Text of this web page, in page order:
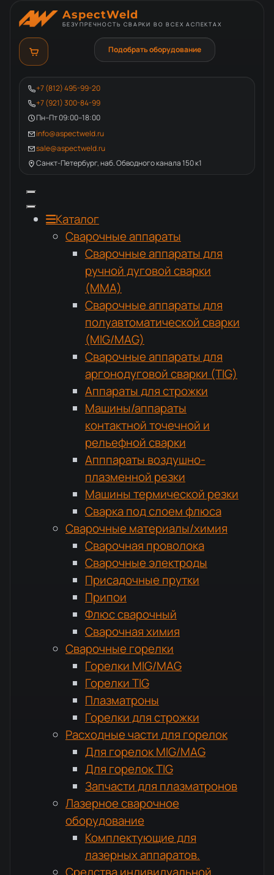
AspectWeld
БЕЗУПРЕЧНОСТЬ СВАРКИ ВО ВСЕХ АСПЕКТАХ
+7 (812) 495-99-20
+7 (921) 300-84-99
Пн–Пт 09:00–18:00
info@aspectweld.ru
sale@aspectweld.ru
Санкт-Петербург, наб. Обводного канала 150 к1
Подобрать оборудование
Каталог
Сварочные аппараты
Сварочные аппараты для
ручной дуговой сварки
(MMA)
Сварочные аппараты для
полуавтоматической сварки
(MIG/MAG)
Сварочные аппараты для
аргонодуговой сварки (TIG)
Аппараты для строжки
Машины/аппараты
контактной точечной и
рельефной сварки
Апппараты воздушно-
плазменной резки
Машины термической резки
Сварка под слоем флюса
Сварочные материалы/химия
Сварочная проволока
Сварочные электроды
Присадочные прутки
Припои
Флюс сварочный
Сварочная химия
Сварочные горелки
Горелки MIG/MAG
Горелки TIG
Плазматроны
Горелки для строжки
Расходные части для горелок
Для горелок MIG/MAG
Для горелок TIG
Запчасти для плазматронов
Лазерное сварочное
оборудование
Комплектующие для
лазерных аппаратов.